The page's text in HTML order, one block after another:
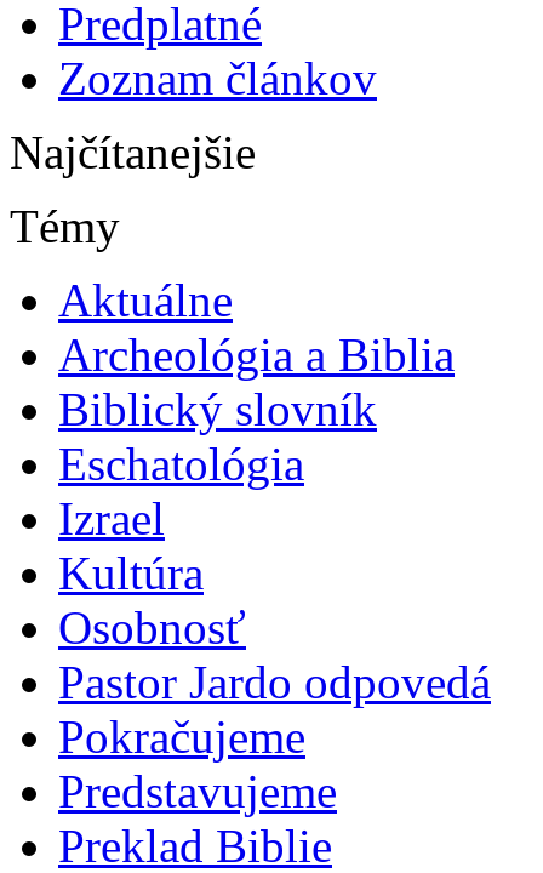
Predplatné
Zoznam článkov
Najčítanejšie
Témy
Aktuálne
Archeológia a Biblia
Biblický slovník
Eschatológia
Izrael
Kultúra
Osobnosť
Pastor Jardo odpovedá
Pokračujeme
Predstavujeme
Preklad Biblie